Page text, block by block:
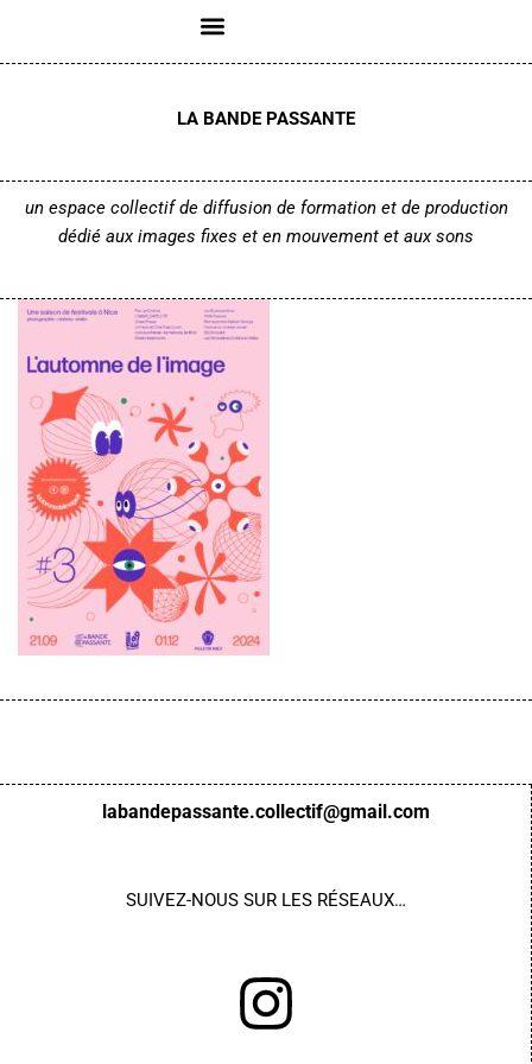
Aller
LA BANDE PASSANTE
un espace collectif de diffusion de formation et de production
dédié aux images fixes et en mouvement et aux sons
labandepassante.collectif@gmail.com
SUIVEZ-NOUSSUR LES RÉSEAUX…